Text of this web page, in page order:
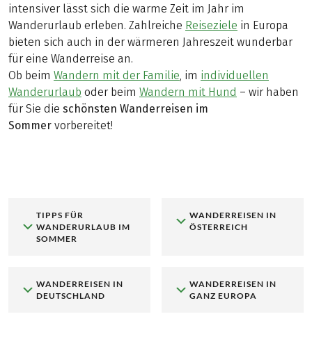
intensiver lässt sich die warme Zeit im Jahr im
Wanderurlaub erleben. Zahlreiche Reiseziele in Europa
bieten sich auch in der wärmeren Jahreszeit wunderbar
für eine Wanderreise an.
Ob beim Wandern mit der Familie, im individuellen
Wanderurlaub oder beim Wandern mit Hund – wir haben
für Sie die schönsten Wanderreisen im
Sommer vorbereitet!
TIPPS FÜR
WANDERURLAUB IM
SOMMER
WANDERREISEN IN
ÖSTERREICH
WANDERREISEN IN
DEUTSCHLAND
WANDERREISEN IN
GANZ EUROPA